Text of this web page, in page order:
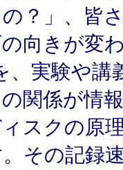
？」、皆
の向きが変
、実験や
関係が情
スクの原
その記録